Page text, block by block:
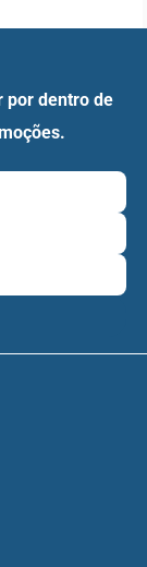
por dentro de